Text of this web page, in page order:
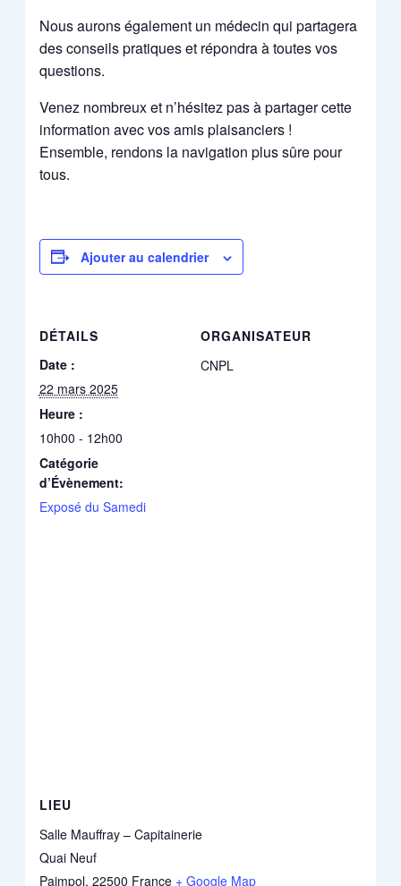
Nous aurons également un médecin qui partagera
des conseils pratiques et répondra à toutes vos
questions.
Venez nombreux et n’hésitez pas à partager cette
information avec vos amis plaisanciers !
Ensemble, rendons la navigation plus sûre pour
tous.
Ajouter au calendrier
DÉTAILS
Date :
22 mars 2025
Heure :
10h00 - 12h00
Catégorie
d’Évènement:
Exposé du Samedi
ORGANISATEUR
CNPL
LIEU
Salle Mauffray – Capitainerie
Quai Neuf
Paimpol, 22500 France + Google Map